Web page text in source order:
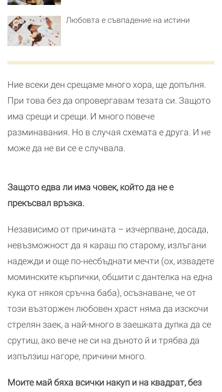
Любовта е съвпадение на истини
Ние всеки ден срещаме много хора, ще допълня.
При това без да опровергавам тезата си. Защото
има срещи и срещи. И много повече
разминавания. Но в случая схемата е друга. И не
може да не ви се е случвала.
Защото едва ли има човек, който да не е
прекъсвал връзка.
Независимо от причината – изчерпване, досада,
невъзможност да я караш по старому, излъгани
надежди и още по-несбъднати мечти (ох, извадете
моминските кърпички, обшити с дантелка на една
кука от някоя сръчна баба), осъзнаване, че от
този възторжен любовен храст няма да изскочи
стрелян заек, а най-много в заешката дупка да се
срутиш, ако вече не си на дъното й и трябва да
изпълзиш нагоре, причини много.
Моите май бяха всички накуп и на квадрат, без